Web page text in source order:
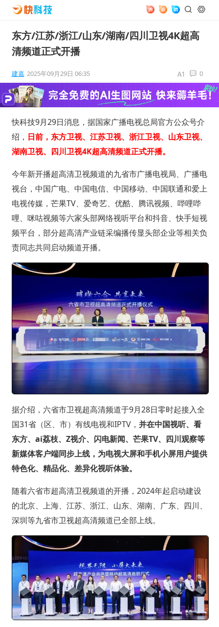
东方/江苏/浙江/山东/湖南/四川卫视4K超高
清频道正式开播
建嘉 2025年09月29日 06:35 0
快科技9月29日消息，据国家广播电视总局官方公众号介
绍， 日前，东方卫视、江苏卫视、浙江卫视、山东卫视、
湖南卫视、四川卫视4K超高清频道正式开播。
今年新开播超高清卫视频道的九省市广播电视局、广播电
视台，中国广电、中国电信、中国移动、中国联通和爱上
电视传媒，芒果TV、爱奇艺、优酷、腾讯视频、哔哩哔
哩、咪咕视频等六家头部网络视听平台和抖音、快手短视
频平台，部分超高清产业链采编播传显头部企业等相关负
责同志共同启动频道开播。
据介绍，六省市卫视超高清频道于9月28日零时起接入全
国31省（区、市）有线电视和IPTV， 并在中国视听、看
东方、ai荔枝、Z视介、闪电新闻、芒果TV、四川观察等
新媒体客户端同步上线，为电视大屏和手机小屏用户提供
特色化、精品化、差异化视听体验。
随着六省市超高清卫视频道的开播，2024年起启动建设
的北京、上海、江苏、浙江、山东、湖南、广东、四川、
深圳等九省市卫视超高清频道已全部上线。